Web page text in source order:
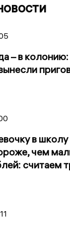
– в
в
чем
считаем